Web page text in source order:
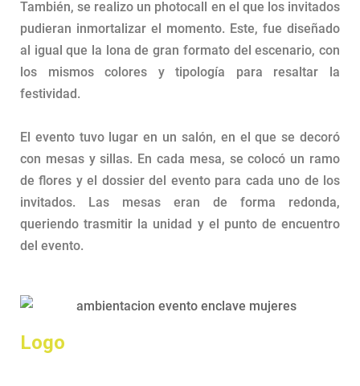
También, se realizo un photocall en el que los invitados
pudieran inmortalizar el momento. Este, fue diseñado
al igual que la lona de gran formato del escenario, con
los mismos colores y tipología para resaltar la
festividad.
El evento tuvo lugar en un salón, en el que se decoró
con mesas y sillas. En cada mesa, se colocó un ramo
de flores y el dossier del evento para cada uno de los
invitados. Las mesas eran de forma redonda,
queriendo trasmitir la unidad y el punto de encuentro
del evento.
Logo